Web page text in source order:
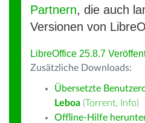
Partnern, die auch
Versionen von
LibreOffice 25.8.7
Zusätzliche Downloads:
Übersetzte
Leboa (Torrent, Info)
Offline-Hilfe